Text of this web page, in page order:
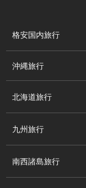
格安国内旅行
沖縄旅行
北海道旅行
九州旅行
南西諸島旅行